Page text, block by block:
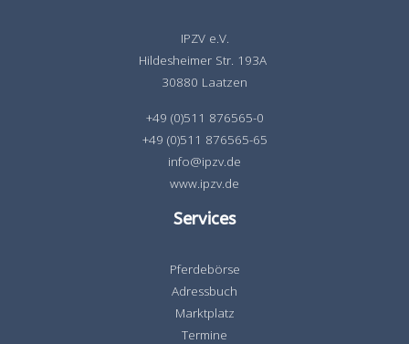
IPZV e.V.
Hildesheimer Str. 193A
30880 Laatzen
+49 (0)511 876565-0
+49 (0)511 876565-65
info@ipzv.de
www.ipzv.de
Services
Pferdebörse
Adressbuch
Marktplatz
Termine